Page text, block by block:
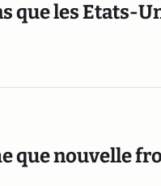
que les Etats-
que nouvelle